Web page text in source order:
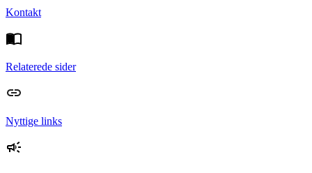
Kontakt
Relaterede sider
Nyttige links